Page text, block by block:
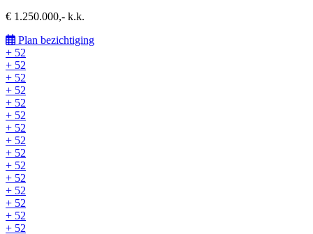
€ 1.250.000,- k.k.
Plan bezichtiging
+ 52
+ 52
+ 52
+ 52
+ 52
+ 52
+ 52
+ 52
+ 52
+ 52
+ 52
+ 52
+ 52
+ 52
+ 52